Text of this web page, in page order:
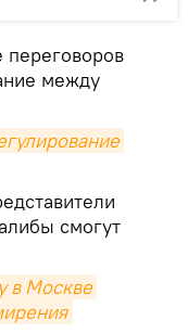
между
смогут
в Москве